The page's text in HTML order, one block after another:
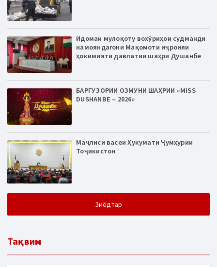
Идомаи мулоқоту вохӯриҳои судманди
намояндагони Мақомоти иҷроияи
ҳокимияти давлатии шаҳри Душанбе
БАРГУЗОРИИ ОЗМУНИ ШАҲРИИ «MISS
DUSHANBE – 2026»
Маҷлиси васеи Ҳукумати Ҷумҳурии
Тоҷикистон
Зиёдтар
Тақвим